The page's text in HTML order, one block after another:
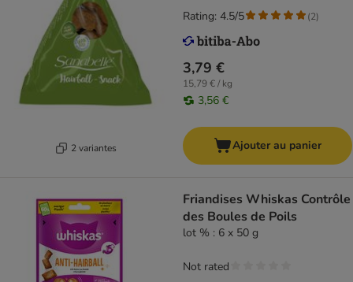
2 variantes
3,79 €
15,79 € / kg
3,56 €
Rating: 4.5/5 (2)
Ajouter au panier
Friandises Whiskas Contrôle
des Boules de Poils
lot % : 6 x 50 g
Not rated